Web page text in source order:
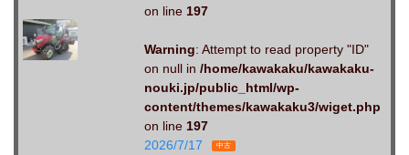
on line 197
Warning: Attempt to read property "ID"
on null in /home/kawakaku/kawakaku-
nouki.jp/public_html/wp-
content/themes/kawakaku3/wiget.php
on line 197
2026/7/17
中古